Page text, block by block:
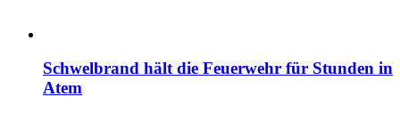
Schwelbrand hält die Feuerwehr für Stunden in
Atem